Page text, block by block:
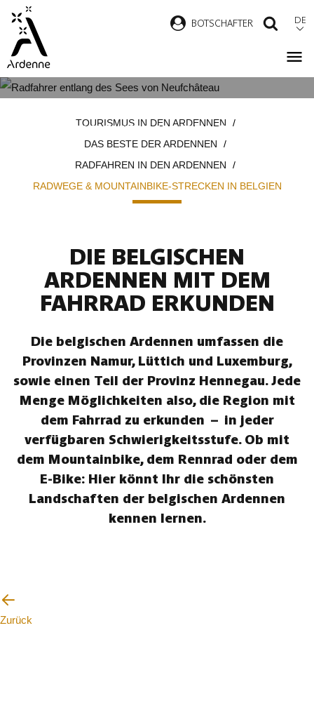
Direkt
zum
Inhalt
BOTSCHAFTER DE
STRECKEN IN BELGIEN
TOURISMUS IN DEN ARDENNEN
DAS BESTE DER ARDENNEN
RADFAHREN IN DEN ARDENNEN
RADWEGE & MOUNTAINBIKE-STRECKEN IN BELGIEN
DIE BELGISCHEN
ARDENNEN MIT DEM
FAHRRAD ERKUNDEN
Die belgischen Ardennen umfassen die
Provinzen Namur, Lüttich und Luxemburg,
sowie einen Teil der Provinz Hennegau. Jede
Menge Möglichkeiten also, die Region mit
dem Fahrrad zu erkunden – in jeder
verfügbaren Schwierigkeitsstufe. Ob mit
dem Mountainbike, dem Rennrad oder dem
E-Bike: Hier könnt Ihr die schönsten
Landschaften der belgischen Ardennen
kennen lernen.
Zurück